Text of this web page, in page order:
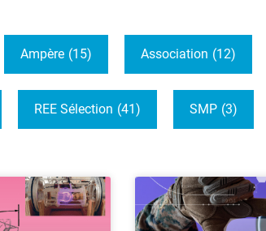
Ampère (15) Association (12)
REE Sélection (41) SMP (3)